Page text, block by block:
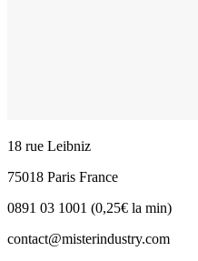
18 rue Leibniz
75018 Paris France
0891 03 1001 (0,25€ la min)
contact@misterindustry.com